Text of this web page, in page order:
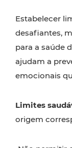
Estabelecer
desafiantes,
para a saúde
ajudam a
emocionais
Limites
origem